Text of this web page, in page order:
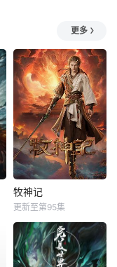
更多
牧神记
更新至第95集